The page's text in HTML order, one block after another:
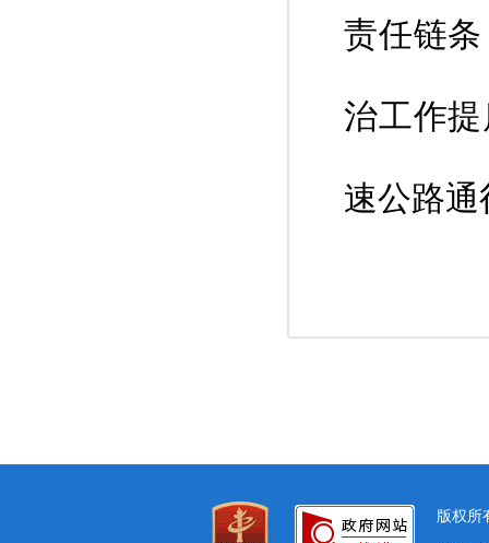
责任链
治工作
速公路
版权所